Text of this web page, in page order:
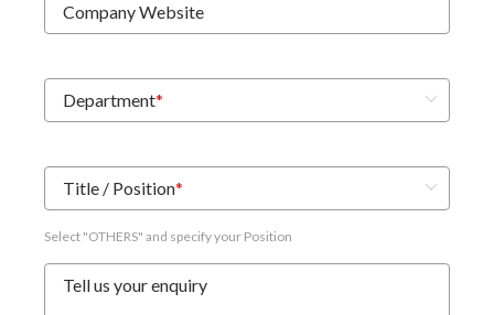
Company Website
Department*
Title / Position*
Select "OTHERS" and specify your Position
Tell us your enquiry